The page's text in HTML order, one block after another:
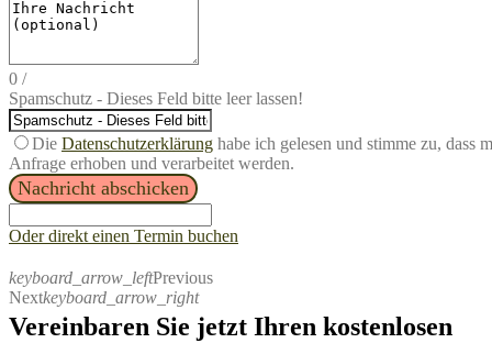
0 /
Spamschutz - Dieses Feld bitte leer lassen!
Die Datenschutzerklärung habe ich gelesen und stimme zu, dass
Anfrage erhoben und verarbeitet werden.
Nachricht abschicken
Oder direkt einen Termin buchen
keyboard_arrow_leftPrevious
Nextkeyboard_arrow_right
Vereinbaren Sie jetzt Ihren kostenlosen